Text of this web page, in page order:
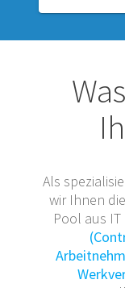
Als
wir Ihnen
Pool aus